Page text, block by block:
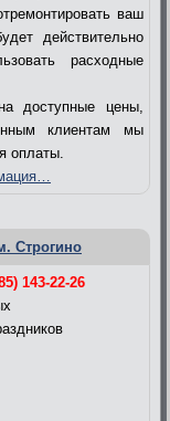
ваш
действительно
расходные
доступные цены,
клиентам мы
оплаты.
Строгино
143-22-26